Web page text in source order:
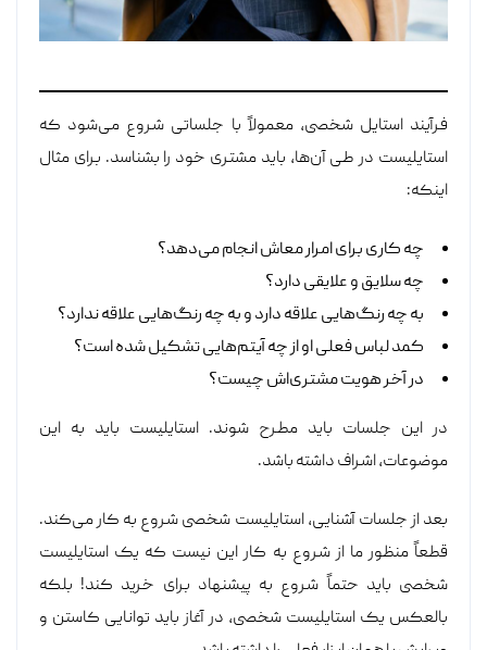
فرآیند استایل شخصی، معمولاً با جلساتی شروع می‌شود که
استایلیست در طی آن‌ها، باید مشتری خود را بشناسد. برای مثال
اینکه:
چه کاری برای امرار معاش انجام می‌دهد؟
چه سلایق و علایقی دارد؟
به چه رنگ‌هایی علاقه دارد و به چه رنگ‌هایی علاقه ندارد؟
کمد لباس فعلی او از چه آیتم‌هایی تشکیل شده است؟
در آخر هویت مشتری‌اش چیست؟
در این جلسات باید مطرح شوند. استایلیست باید به این
موضوعات، اشراف داشته باشد.
بعد از جلسات آشنایی، استایلیست شخصی شروع به کار می‌کند.
قطعاً منظور ما از شروع به کار این نیست که یک استایلیست
شخصی باید حتماً شروع به پیشنهاد برای خرید کند! بلکه
بالعکس یک استایلیست شخصی، در آغاز باید توانایی کاستن و